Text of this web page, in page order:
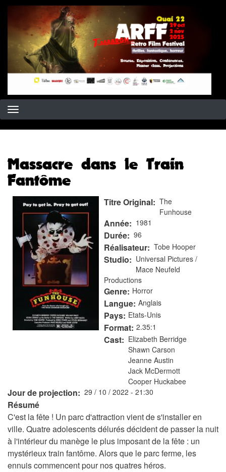
Aller
au
contenu
principal
Massacre dans le Train
Fantôme
Titre Original
The
Funhouse
Année 1981
Durée 96
Réalisateur Tobe Hooper
Studio
Universal Pictures /
Mace Neufeld
Productions
Genre Horror
Langue Anglais
Pays Etats-Unis
Format 2.35:1
Cast
Elizabeth Berridge
Shawn Carson
Jeanne Austin
Jack McDermott
Cooper Huckabee
Jour de projection 29 / 10 / 2022 - 21:30
Résumé
C'est la fête ! Un parc d'attraction vient de s'installer en
ville. Quatre adolescents délurés décident de passer la nuit
à l'intérieur du manège le plus imposant de la fête : un
mystérieux train fantôme. Alors que le parc ferme, les
ennuis commencent pour nos quatres héros.